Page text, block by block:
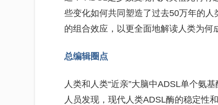
些变化如何共同塑造了过去50万年的
的组合效应，以更全面地解读人类为何
总编辑圈点
人类和人类“近亲”大脑中ADSL单个氨
人员发现，现代人类ADSL酶的稳定性